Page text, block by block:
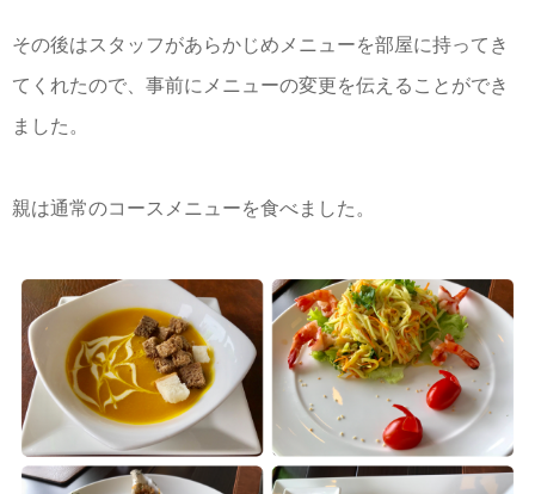
その後はスタッフがあらかじめメニューを部屋に持ってき
てくれたので、事前にメニューの変更を伝えることができ
ました。
親は通常のコースメニューを食べました。